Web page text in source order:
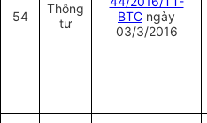
54
Thông
tư
BTC ngày
03/3/2016